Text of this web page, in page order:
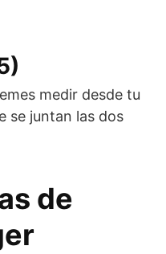
medir desde tu
se juntan las dos
de